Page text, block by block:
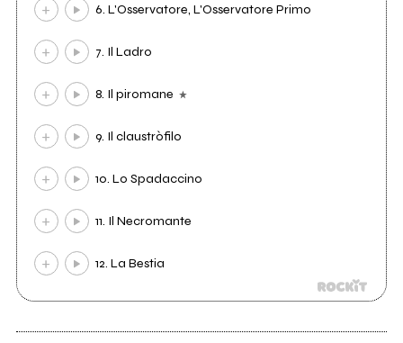
6. L'Osservatore, L'Osservatore Primo
7. Il Ladro
8. Il piromane
9. Il claustròfilo
10. Lo Spadaccino
11. Il Necromante
12. La Bestia